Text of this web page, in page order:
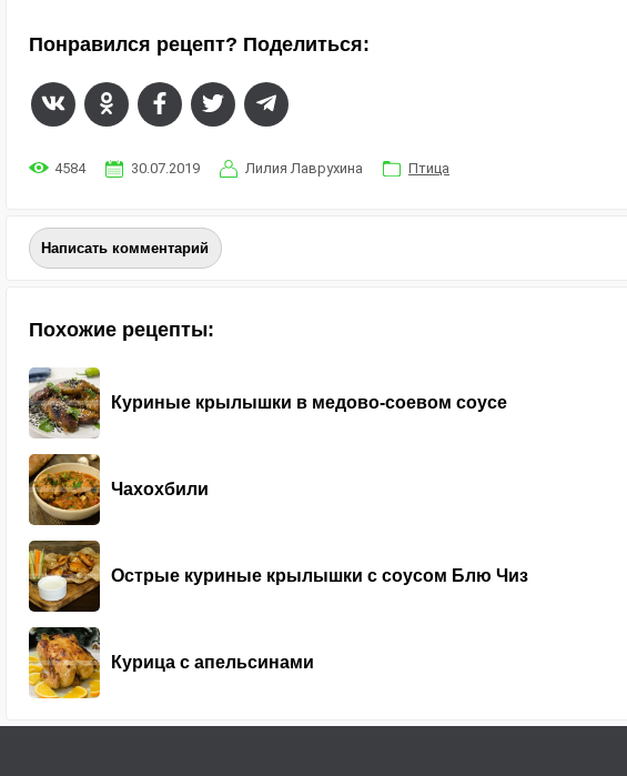
Понравился рецепт? Поделиться:
4584 30.07.2019 Лилия Лаврухина Птица
Написать комментарий
Похожие рецепты:
Куриные крылышки в медово-соевом соусе
Чахохбили
Острые куриные крылышки с соусом Блю Чиз
Курица с апельсинами